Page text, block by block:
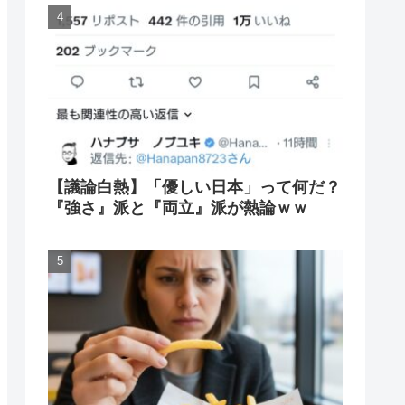
【議論白熱】「優しい日本」って何だ？
『強さ』派と『両立』派が熱論ｗｗ